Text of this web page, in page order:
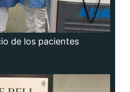
de los pacientes